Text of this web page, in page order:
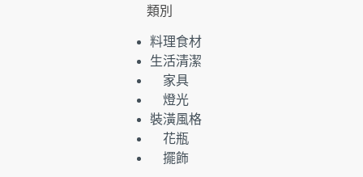
類別
料理食材
生活清潔
家具
燈光
裝潢風格
花瓶
擺飾